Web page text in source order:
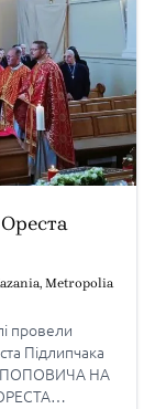
, Metropolia
провели
Підлипчака
ПОПОВИЧА НА